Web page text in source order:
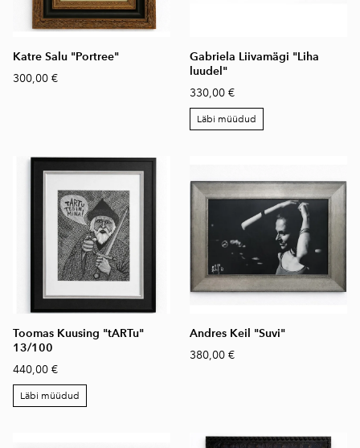
Katre Salu "Portree"
300,00 €
Gabriela Liivamägi "Liha
luudel"
330,00 €
Läbi müüdud
Toomas Kuusing "tARTu"
13/100
440,00 €
Läbi müüdud
Andres Keil "Suvi"
380,00 €